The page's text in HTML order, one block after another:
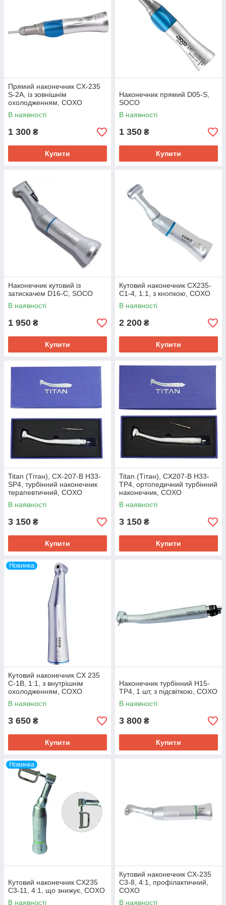
Прямий наконечник CX-235
S-2A, із зовнішнім
охолодженням, COXO
В наявності
1 300 ₴
Купити
Наконечник прямий D05-S,
SOCO
В наявності
1 350 ₴
Купити
Наконечник кутовий із
затискачем D16-C, SOCO
В наявності
1 950 ₴
Купити
Кутовий наконечник CX235-
С1-4, 1:1, з кнопкою, COXO
В наявності
2 200 ₴
Купити
Titan (Тітан), CX-207-B H33-
SP4, турбінний наконечник
терапевтичний, COXO
В наявності
3 150 ₴
Купити
Titan (Тітан), CX207-B H33-
TP4, ортопедичний турбінний
наконечник, COXO
В наявності
3 150 ₴
Купити
Новинка
Кутовий наконечник CX 235
C-1B, 1:1, з внутрішнім
охолодженням, COXO
В наявності
3 650 ₴
Купити
Наконечник турбінний H15-
TP4, 1 шт, з підсвіткою, COXO
В наявності
3 800 ₴
Купити
Новинка
Кутовий наконечник CX235
C3-11, 4:1, що знижує, COXO
В наявності
Кутовий наконечник CX-235
C3-8, 4:1, профілактичний,
COXO
В наявності